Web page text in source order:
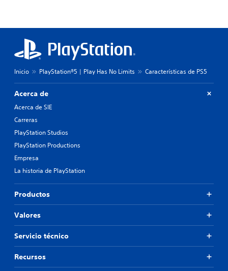
Inicio PlayStation®5 | Play Has No Limits Características de PS5
Acerca de
Acerca de SIE
Carreras
PlayStation Studios
PlayStation Productions
Empresa
La historia de PlayStation
Productos
Valores
Servicio técnico
Recursos